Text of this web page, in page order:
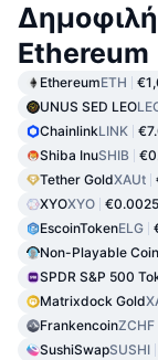
Ethereum
EthereumETH
UNUS SED LEO
ChainlinkLINK
Shiba InuSHIB
Tether GoldXAUt
XYOXYO
EscoinTokenELG
Non-Playable Coin
SPDR S&P 500
Matrixdock Gold
FrankencoinZCHF
SushiSwapSUSHI